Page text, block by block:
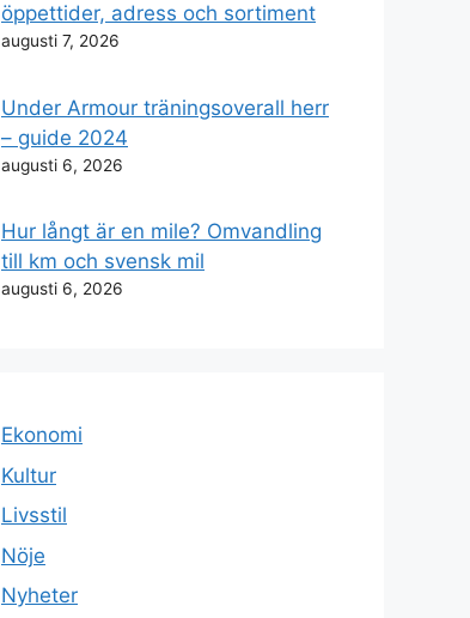
öppettider, adress och sortiment
augusti 7, 2026
Under Armour träningsoverall herr
– guide 2024
augusti 6, 2026
Hur långt är en mile? Omvandling
till km och svensk mil
augusti 6, 2026
Ekonomi
Kultur
Livsstil
Nöje
Nyheter